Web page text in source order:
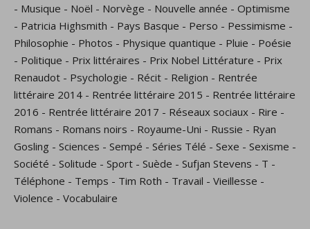
- Musique - Noël - Norvège - Nouvelle année - Optimisme
- Patricia Highsmith - Pays Basque - Perso - Pessimisme -
Philosophie - Photos - Physique quantique - Pluie - Poésie
- Politique - Prix littéraires - Prix Nobel Littérature - Prix
Renaudot - Psychologie - Récit - Religion - Rentrée
littéraire 2014 - Rentrée littéraire 2015 - Rentrée littéraire
2016 - Rentrée littéraire 2017 - Réseaux sociaux - Rire -
Romans - Romans noirs - Royaume-Uni - Russie - Ryan
Gosling - Sciences - Sempé - Séries Télé - Sexe - Sexisme -
Société - Solitude - Sport - Suède - Sufjan Stevens - T -
Téléphone - Temps - Tim Roth - Travail - Vieillesse -
Violence - Vocabulaire